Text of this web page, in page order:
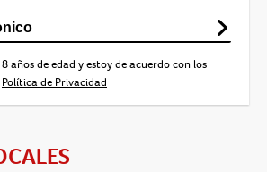
años de edad y estoy de acuerdo con los
Política de Privacidad